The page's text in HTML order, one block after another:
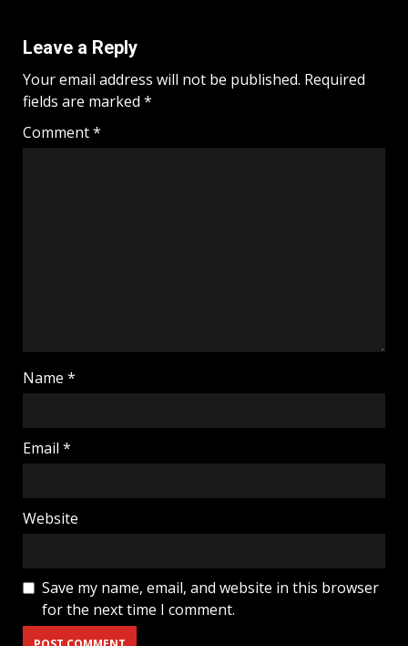
Leave a Reply
Your email address will not be published. Required
fields are marked *
Comment*
Name *
Email *
Website
Save my name, email, and website in this browser
for the next time I comment.